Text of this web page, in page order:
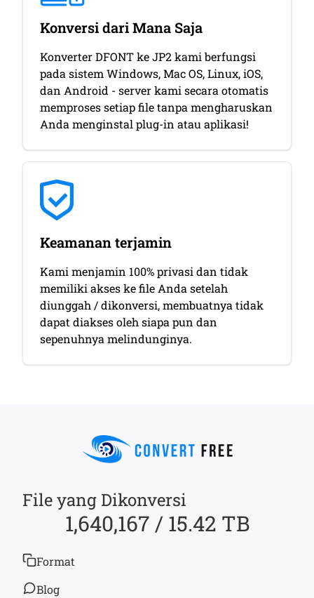
Konversi dari Mana Saja
Konverter DFONT ke JP2 kami berfungsi
pada sistem Windows, Mac OS, Linux, iOS,
dan Android - server kami secara otomatis
memproses setiap file tanpa mengharuskan
Anda menginstal plug-in atau aplikasi!
Keamanan terjamin
Kami menjamin 100% privasi dan tidak
memiliki akses ke file Anda setelah
diunggah / dikonversi, membuatnya tidak
dapat diakses oleh siapa pun dan
sepenuhnya melindunginya.
File yang Dikonversi
1,640,167 / 15.42 TB
Format
Blog